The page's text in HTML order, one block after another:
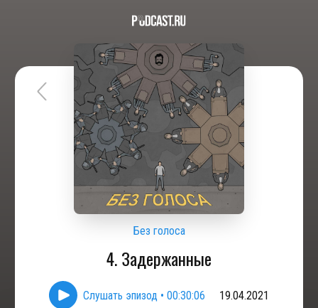
Без голоса
4. Задержанные
Слушать эпизод • 00:30:06 19.04.2021